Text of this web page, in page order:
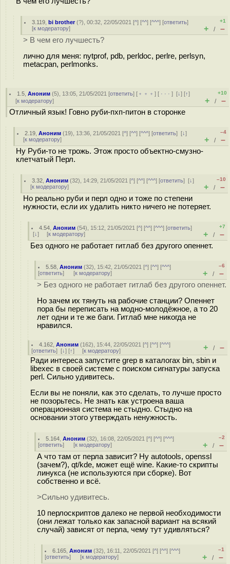
3.119 ,bi brother(?), 00:32, 22/05/2021 [^] [^^] [^^^] [ответить]
[к модератору]
+1
+ / –
> В чем его лучшесть?
лично для меня: nytprof, pdb, perldoc, perlre, perlsyn,
metacpan, perlmonks.
1.5 ,Аноним (5), 13:05, 21/05/2021 [ответить] [ ﹢﹢﹢] [ · · ·][↓] [↑]
[к модератору]
+10
+ / –
Отличный язык! Говно руби-пхп-питон в сторонке
2.19 ,Аноним (19), 13:36, 21/05/2021 [^] [^^] [^^^] [ответить][↓]
[к модератору]
–4
+ / –
Ну Руби-то не трожь. Этож просто объектно-смузно-
клетчатый Перл.
3.32 ,Аноним (32), 14:29, 21/05/2021 [^] [^^] [^^^] [ответить][↓]
[к модератору]
–10
+ / –
Но реально руби и перл одно и тоже по степени
нужности, если их удалить никто ничего не потеряет.
4.54 ,Аноним (54), 15:12, 21/05/2021 [^] [^^] [^^^] [ответить]
[↓] [к модератору]
+7
+ / –
Без одного не работает гитлаб без другого опеннет.
5.58 ,Аноним (32), 15:42, 21/05/2021 [^] [^^] [^^^]
[ответить] [к модератору]
–6
+ / –
> Без одного не работает гитлаб без другого опеннет.
Но зачем их тянуть на рабочие станции? Опеннет
пора бы переписать на модно-молодёжное, а то 20
лет одни и те же баги. Гитлаб мне никогда не
нравился.
4.162 ,Аноним (162), 15:44, 22/05/2021 [^] [^^] [^^^]
[ответить] [↓] [↑] [к модератору] + / –
Ради интереса запустите grep в каталогах bin, sbin и
libexec в своей системе с поиском сигнатуры запуска
perl. Сильно удивитесь.
Если вы не поняли, как это сделать, то лучше просто
не позорьтесь. Не знать как устроена ваша
операционная система не стыдно. Стыдно на
основании этого утверждать ненужность.
5.164 ,Аноним (32), 16:08, 22/05/2021 [^] [^^] [^^^]
[ответить] [к модератору]
–2
+ / –
А что там от перла зависит? Ну autotools, openssl
(зачем?), qt/kde, может ещё wine. Какие-то скрипты
линукса (не используются при сборке). Вот
собственно и всё.
>Сильно удивитесь.
10 перлоскриптов далеко не первой необходимости
(они лежат только как запасной вариант на всякий
случай) зависят от перла, чему тут удивляться?
6.165 ,Аноним (32), 16:11, 22/05/2021 [^] [^^] [^^^]
[ответить] [к модератору]
–1
+ / –